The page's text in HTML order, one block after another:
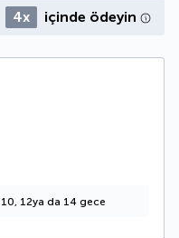
4x içinde ödeyin
10, 12ya da 14 gece